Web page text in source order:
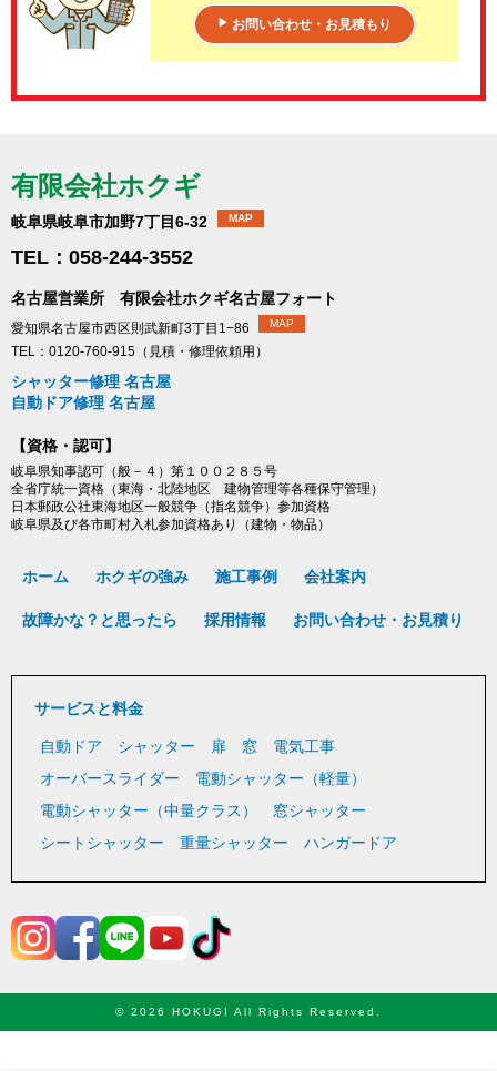
▶ お問い合わせ・お見積もり
有限会社ホクギ
岐阜県岐阜市加野7丁目6-32 MAP
TEL：058-244-3552
名古屋営業所 有限会社ホクギ名古屋フォート
愛知県名古屋市西区則武新町3丁目1−86 MAP
TEL：0120-760-915（見積・修理依頼用）
シャッター修理 名古屋
自動ドア修理 名古屋
【資格・認可】
岐阜県知事認可（般－４）第１００２８５号
全省庁統一資格（東海・北陸地区 建物管理等各種保守管理）
日本郵政公社東海地区一般競争（指名競争）参加資格
岐阜県及び各市町村入札参加資格あり（建物・物品）
ホーム ホクギの強み 施工事例 会社案内
故障かな？と思ったら 採用情報 お問い合わせ・お見積り
サービスと料金
自動ドア シャッター 扉 窓
電気工事
オーバースライダー
電動シャッター（軽量）
電動シャッター（中量クラス）
窓シャッター
シートシャッター
重量シャッター ハンガードア
© 2026 HOKUGI All Rights Reserved.